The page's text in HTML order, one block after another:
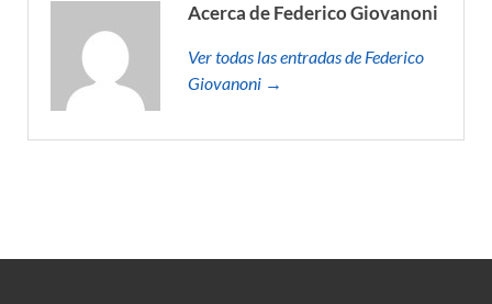
Acerca de Federico Giovanoni
Ver todas las entradas de Federico
Giovanoni →